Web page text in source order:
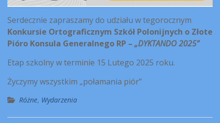
Serdecznie zapraszamy do udziału w tegorocznym
Konkursie Ortograficznym Szkół Polonijnych o Złote
Pióro Konsula Generalnego RP – „DYKTANDO 2025”
Etap szkolny w terminie 15 Lutego 2025 roku.
Życzymy wszystkim „połamania piór”
Różne, Wydarzenia